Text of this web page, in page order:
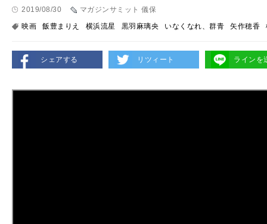
2019/08/30
マガジンサミット 儀保
映画
飯豊まりえ 横浜流星 黒羽麻璃央 いなくなれ、群青 矢作穂香
シェアする リツィート ラインを